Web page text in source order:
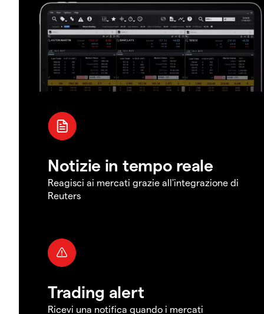
Notizie in tempo reale
Reagisci ai mercati grazie all'integrazione di
Reuters
Trading alert
Ricevi una notifica quando i mercati